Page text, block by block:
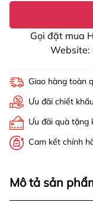
Gọi đặt mua
Website:
Giao hàng toàn
Ưu đãi chiết
Ưu đãi quà tặng
Cam kết chính
Mô tả sản